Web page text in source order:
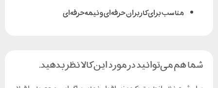
مناسب برای کاربران حرفه‌ای و نیمه‌حرفه‌ای
شما هم می‌توانید در مورد این کالا نظر بدهید.